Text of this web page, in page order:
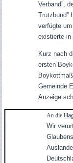
Verband”,
Trutzbund”
verfügte
existierte in
Kurz nach
ersten
Gemeinde
Anzeige
An die
Wir